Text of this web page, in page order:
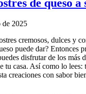
de queso
de 2025
cremosos, dulces y
puede dar? Entonces
disfrutar de los más
tu casa. Así como lo lees:
creaciones con sabor